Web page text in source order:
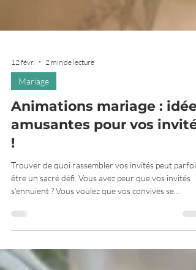
12 févr. 2 min de lecture
Mariage
Animations mariage : idées
amusantes pour vos
!
Trouver de quoi rassembler vos invités peut parfois
s’ennuient ? Vous voulez que vos convives se
transformer votre mariage en un jour mémorable
dont vos proches parleront pendant des années